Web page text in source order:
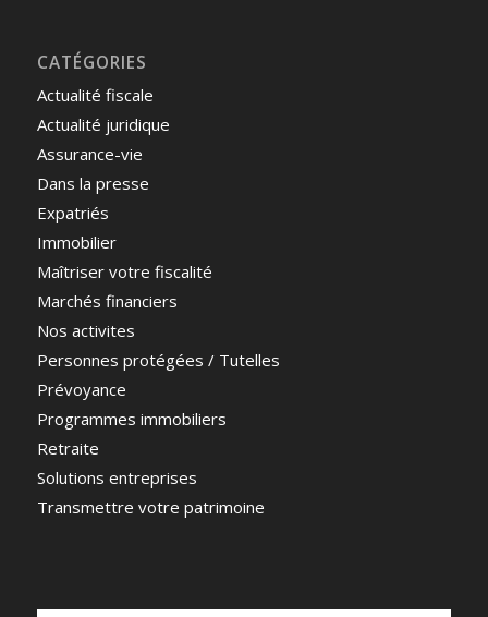
CATÉGORIES
Actualité fiscale
Actualité juridique
Assurance-vie
Dans la presse
Expatriés
Immobilier
Maîtriser votre fiscalité
Marchés financiers
Nos activites
Personnes protégées / Tutelles
Prévoyance
Programmes immobiliers
Retraite
Solutions entreprises
Transmettre votre patrimoine